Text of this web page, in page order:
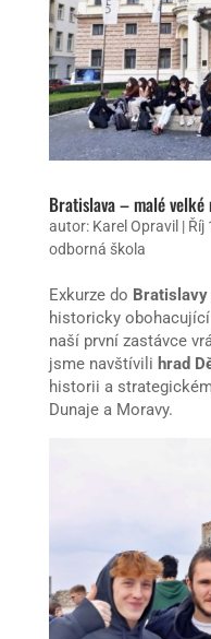
Bratislava – malé velké
autor: Karel Opravil | Říj
odborná škola
Exkurze do Bratislavy
historicky
naší první zastávce
jsme navštívili hrad
historii a
Dunaje a Moravy.